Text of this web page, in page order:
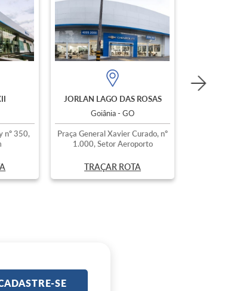
nº 350,
JORLAN LAGO DAS ROSAS
Goiânia - GO
Praça General Xavier Curado, nº
1.000, Setor Aeroporto
TRAÇAR ROTA
SE